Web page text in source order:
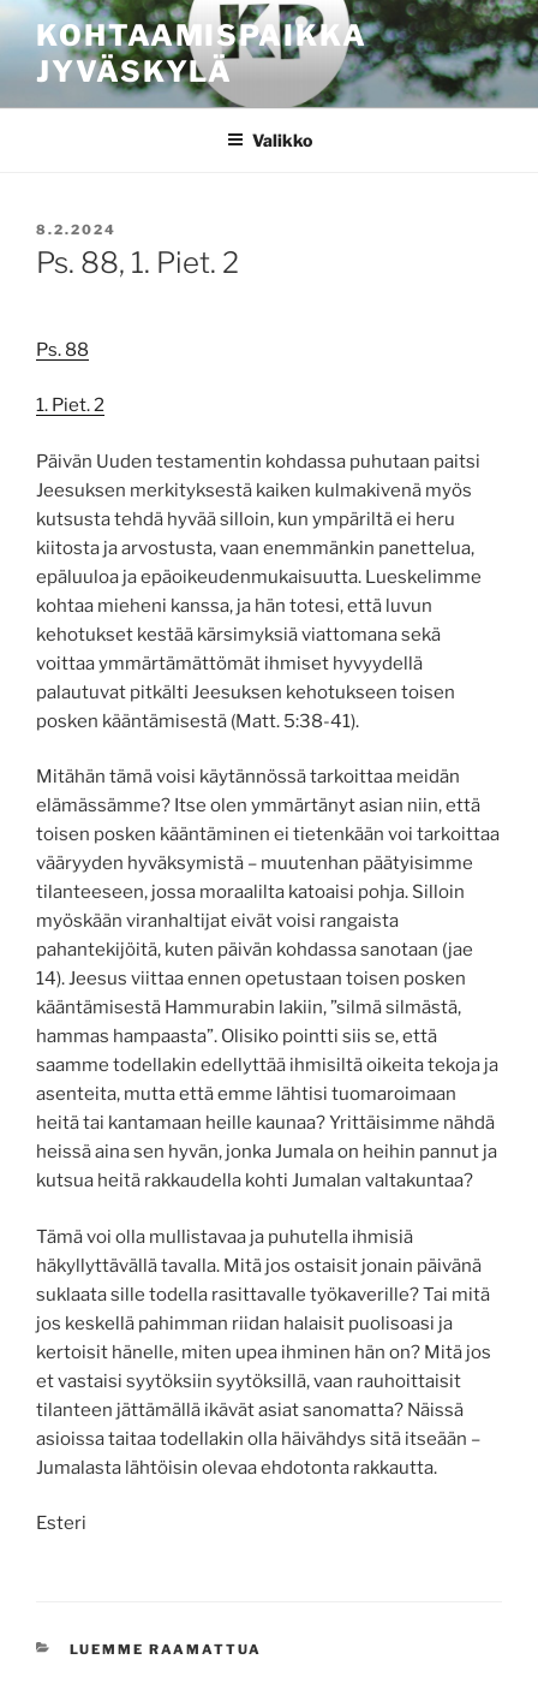
sisältöönKOHTAAMISPAIKKA
JYVÄSKYLÄ
Valikko
JULKAISTU
8.2.2024
Ps. 88, 1. Piet. 2
Ps. 88
1. Piet. 2
Päivän Uuden testamentin kohdassa puhutaan paitsi
Jeesuksen merkityksestä kaiken kulmakivenä myös
kutsusta tehdä hyvää silloin, kun ympäriltä ei heru
kiitosta ja arvostusta, vaan enemmänkin panettelua,
epäluuloa ja epäoikeudenmukaisuutta. Lueskelimme
kohtaa mieheni kanssa, ja hän totesi, että luvun
kehotukset kestää kärsimyksiä viattomana sekä
voittaa ymmärtämättömät ihmiset hyvyydellä
palautuvat pitkälti Jeesuksen kehotukseen toisen
posken kääntämisestä (Matt. 5:38-41).
Mitähän tämä voisi käytännössä tarkoittaa meidän
elämässämme? Itse olen ymmärtänyt asian niin, että
toisen posken kääntäminen ei tietenkään voi tarkoittaa
vääryyden hyväksymistä – muutenhan päätyisimme
tilanteeseen, jossa moraalilta katoaisi pohja. Silloin
myöskään viranhaltijat eivät voisi rangaista
pahantekijöitä, kuten päivän kohdassa sanotaan (jae
14). Jeesus viittaa ennen opetustaan toisen posken
kääntämisestä Hammurabin lakiin, ”silmä silmästä,
hammas hampaasta”. Olisiko pointti siis se, että
saamme todellakin edellyttää ihmisiltä oikeita tekoja ja
asenteita, mutta että emme lähtisi tuomaroimaan
heitä tai kantamaan heille kaunaa? Yrittäisimme nähdä
heissä aina sen hyvän, jonka Jumala on heihin pannut ja
kutsua heitä rakkaudella kohti Jumalan valtakuntaa?
Tämä voi olla mullistavaa ja puhutella ihmisiä
häkyllyttävällä tavalla. Mitä jos ostaisit jonain päivänä
suklaata sille todella rasittavalle työkaverille? Tai mitä
jos keskellä pahimman riidan halaisit puolisoasi ja
kertoisit hänelle, miten upea ihminen hän on? Mitä jos
et vastaisi syytöksiin syytöksillä, vaan rauhoittaisit
tilanteen jättämällä ikävät asiat sanomatta? Näissä
asioissa taitaa todellakin olla häivähdys sitä itseään –
Jumalasta lähtöisin olevaa ehdotonta rakkautta.
Esteri
KATEGORIAT
LUEMME RAAMATTUA